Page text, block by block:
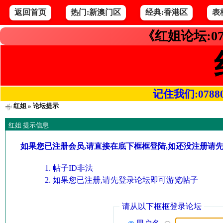
返回首页 热门:新澳门区 经典:香港区 表
《红姐论坛
记住我们
红姐» 论坛提示
红姐 提示信息
如果您已注册会员,请直接在底下框框登陆,如还没注册请
帖子ID非法
如果您已注册,请先登录论坛即可游览帖子
请从以下框框登录论坛